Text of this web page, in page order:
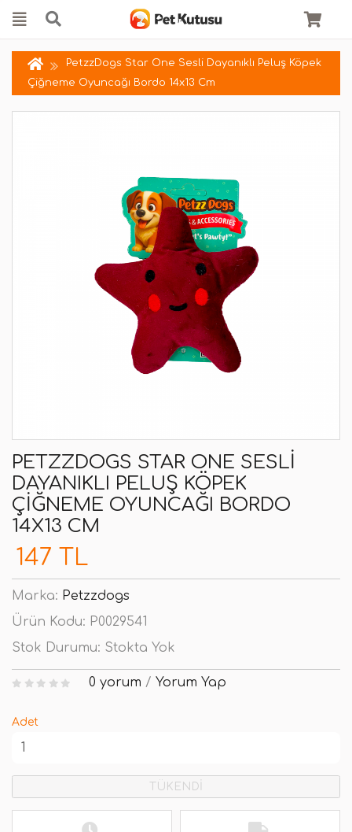
PetzzDogs Star One Sesli Dayanıklı Peluş Köpek
Çiğneme Oyuncağı Bordo 14x13 Cm
PETZZDOGS STAR ONE SESLI
DAYANIKLI PELUŞ KÖPEK
ÇIĞNEME OYUNCAĞI BORDO
14X13 CM
147 TL
Marka: Petzzdogs
Ürün Kodu: P0029541
Stok Durumu: Stokta Yok
0 yorum / Yorum Yap
Adet
TÜKENDİ